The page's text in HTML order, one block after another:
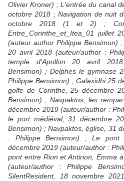
Olivier Kroner) ; L'entrée du canal
octobre 2018 ; Navigation de nuit
octobre 2018 (1 et 2) ;
Entre_Corinthe_et_Itea_01 juillet
(auteur author Philippe Bensimon)
20 avril 2018 (auteur/author :
temple d'Apollon 20 avril
Bensimon) ; Delphes le gymnase
Philippe Bensimon) ; Galaxidhi 25
golfe de Corinthe, 25 décembre
Bensimon) ; Navpaktos, les
décembre 2019 (auteur/author :
le port médiéval, 31 décembre
Bensimon) ; Navpaktos, église, 31
: Philippe Bensimon) ; Le
décembre 2019 (auteur/author :
pont entre Rion et Antirion, Emma
(auteur/author : Philippe
SilentResident, 18 novembre